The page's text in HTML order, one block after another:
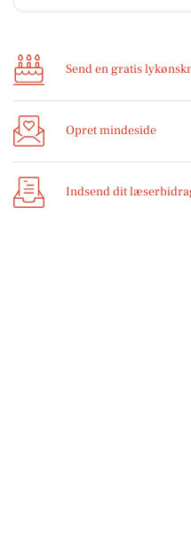
Send en gratis
Opret mindeside
Indsend dit